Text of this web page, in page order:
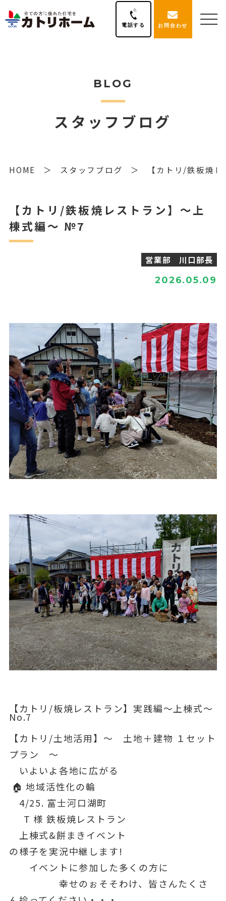
電話する お問合わせ
BLOG
スタッフブログ
HOME スタッフブログ 【カトリ/鉄板焼
【カトリ/鉄板焼レストラン】～上
棟式編～ №7
営業部 川口部長
2026.05.09
【カトリ/板焼レストラン】実践編～上棟式〜
No.7
【カトリ/土地活用】〜 土地＋建物 １セット
プラン 〜
いよいよ各地に広がる
🏠 地域活性化の輪
4/25. 富士河口湖町
T 様 鉄板焼レストラン
上棟式&餅まきイベント
の様子を実況中継します!
イベントに参加した多くの方に
幸せのぉそそわけ、皆さんたくさ